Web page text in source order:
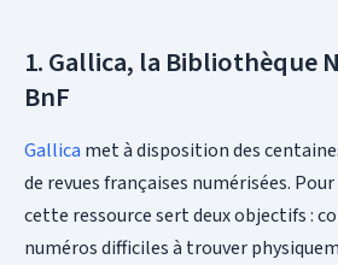
1. Gallica, la Bibliothèque
BnF
Gallica met à disposition des
de revues françaises numérisées.
cette ressource sert deux objectifs :
numéros difficiles à trouver